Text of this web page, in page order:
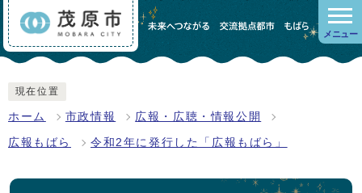
メニュー
現在位置
ホーム 市政情報 広報・広聴・情報公開
広報もばら 令和2年に発行した「広報もばら」